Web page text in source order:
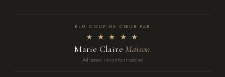
ÉLU COUP DE CŒUR PAR
★ ★ ★ ★ ★
Marie ClaireMaison
Adresses incontournables